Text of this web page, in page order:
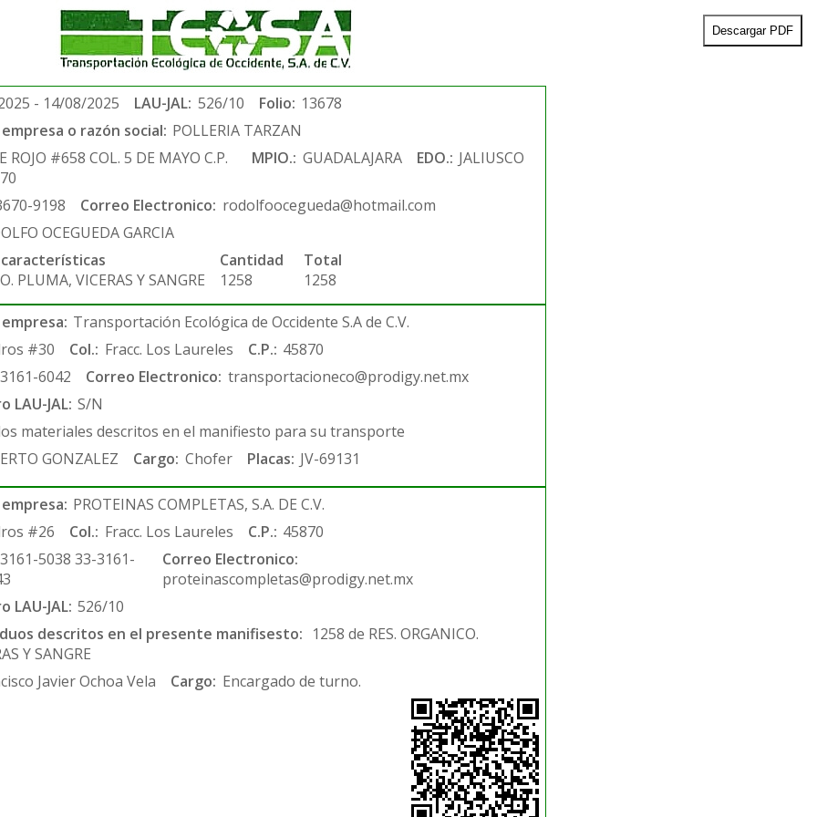
Descargar PDF
- 14/08/2025 LAU-JAL: 526/10 Folio: 13678
o razón social: POLLERIA TARZAN
ROJO #658 COL. 5 DE MAYO C.P.
MPIO.: GUADALAJARA EDO.: JALIUSCO
9198 Correo Electronico: rodolfoocegueda@hotmail.com
OCEGUEDA GARCIA
PLUMA, VICERAS Y SANGRE
Cantidad
1258
Total
1258
Transportación Ecológica de Occidente S.A de C.V.
#30 Col.: Fracc. Los Laureles C.P.: 45870
6042 Correo Electronico: transportacioneco@prodigy.net.mx
LAU-JAL: S/N
materiales descritos en el manifiesto para su transporte
GONZALEZ Cargo: Chofer Placas: JV-69131
PROTEINAS COMPLETAS, S.A. DE C.V.
#26 Col.: Fracc. Los Laureles C.P.: 45870
5038 33-3161-
Correo Electronico:
proteinascompletas@prodigy.net.mx
LAU-JAL: 526/10
descritos en el presente manifisesto: 1258 de RES. ORGANICO.
Y SANGRE
Javier Ochoa Vela Cargo: Encargado de turno.